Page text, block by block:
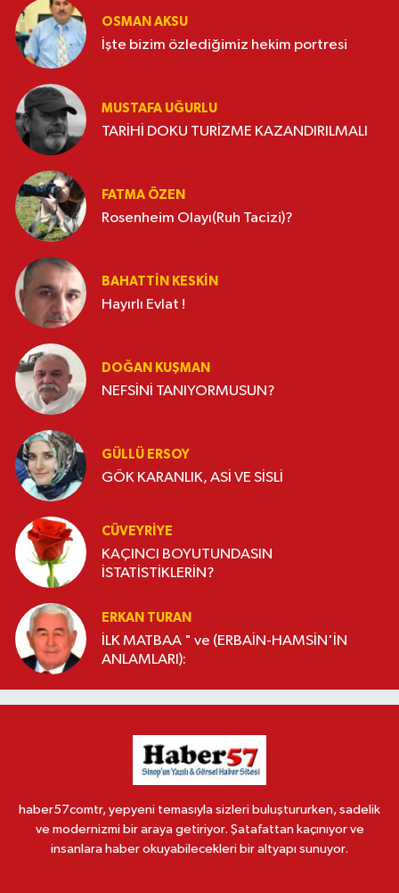
OSMAN AKSU
İşte bizim özlediğimiz hekim portresi
MUSTAFA UĞURLU
TARİHİ DOKU TURİZME KAZANDIRILMALI
FATMA ÖZEN
Rosenheim Olayı(Ruh Tacizi)?
BAHATTIN KESKİN
Hayırlı Evlat !
DOĞAN KUŞMAN
NEFSİNİ TANIYORMUSUN?
GÜLLÜ ERSOY
GÖK KARANLIK, ASİ VE SİSLİ
CÜVEYRIYE
KAÇINCI BOYUTUNDASIN
İSTATİSTİKLERİN?
ERKAN TURAN
İLK MATBAA " ve (ERBAİN-HAMSİN'İN
ANLAMLARI):
haber57comtr, yepyeni temasıyla sizleri buluştururken, sadelik
ve modernizmi bir araya getiriyor. Şatafattan kaçınıyor ve
insanlara haber okuyabilecekleri bir altyapı sunuyor.